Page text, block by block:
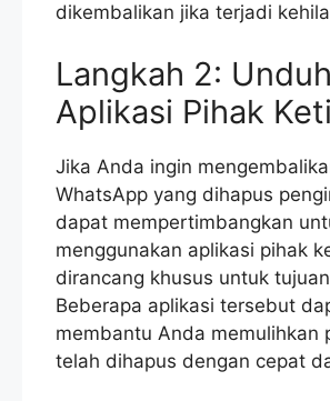
dikembalikan jika terjadi
Langkah 2: Unduh
Aplikasi Pihak
Jika Anda ingin
WhatsApp yang dihapus
dapat mempertimbangkan
menggunakan aplikasi pihak
dirancang khusus untuk
Beberapa aplikasi tersebut
membantu Anda memulihkan
telah dihapus dengan cepat